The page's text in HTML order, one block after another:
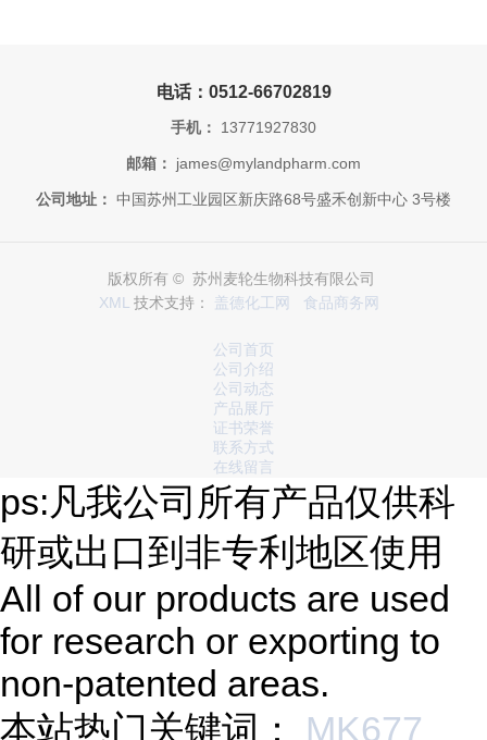
电话：0512-66702819
手机： 13771927830
邮箱： james@mylandpharm.com
公司地址： 中国苏州工业园区新庆路68号盛禾创新中心 3号楼
版权所有 © 苏州麦轮生物科技有限公司
XML
技术支持： 盖德化工网 食品商务网
公司首页
公司介绍
公司动态
产品展厅
证书荣誉
联系方式
在线留言
ps:凡我公司所有产品仅供科
研或出口到非专利地区使用
All of our products are used
for research or exporting to
non-patented areas.
本站热门关键词： MK677